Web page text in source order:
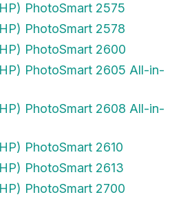
PhotoSmart 2575
PhotoSmart 2578
PhotoSmart 2600
PhotoSmart 2605 All-in-
PhotoSmart 2608 All-in-
PhotoSmart 2610
PhotoSmart 2613
PhotoSmart 2700